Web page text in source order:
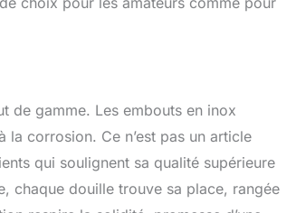
de gamme. Les embouts en inox
la corrosion. Ce n’est pas un article
qui soulignent sa qualité supérieure
chaque douille trouve sa place, rangée